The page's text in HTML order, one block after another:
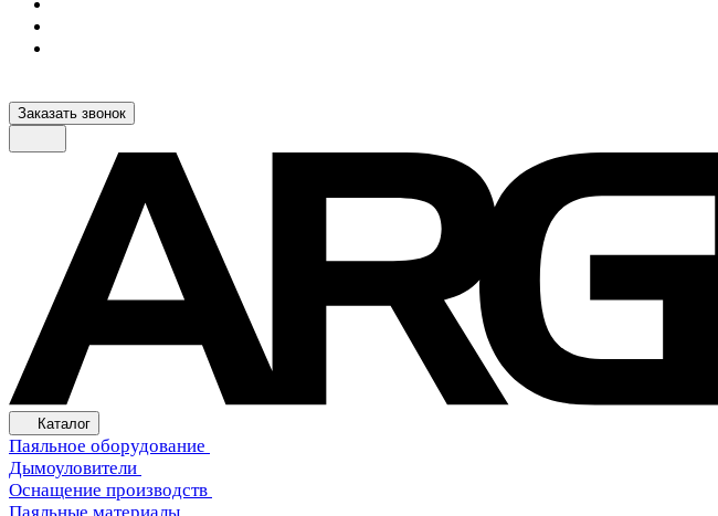
Заказать звонок
Каталог
Паяльное оборудование
Дымоуловители
Оснащение производств